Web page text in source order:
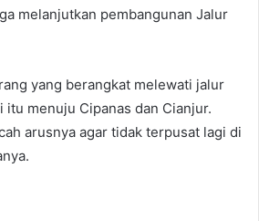
melanjutkan pembangunan Jalur
yang berangkat melewati jalur
itu menuju Cipanas dan Cianjur.
arusnya agar tidak terpusat lagi di